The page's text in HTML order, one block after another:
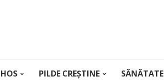
PILDE CREȘTINE SĂNĂTATE